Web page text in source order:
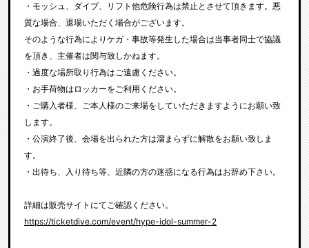
・モッシュ、ダイブ、リフト他危険行為は禁止とさせて頂きます。悪
質な場合、退場いただく場合がございます。
そのような行為によりケガ・事故等発生した場合は当事者同士で協議
を頂き、主催者は関与致しかねます。
・過度な場所取り行為はご遠慮ください。
・お手荷物はロッカーをご利用ください。
・ご購入者様、ご本人様のご来場をしていただきますようにお願い致
します。
・公演終了後、会場を出られた方は溜まらずに解散をお願い致しま
す。
・出待ち、入り待ち等、近隣の方の迷惑になる行為はお辞め下さい。
詳細は販売サイトにてご確認ください。
https://ticketdive.com/event/hype-idol-summer-2